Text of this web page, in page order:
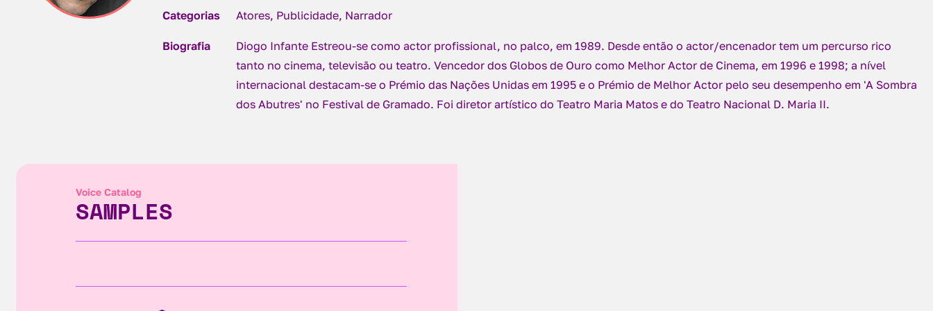
Categorias Atores, Publicidade, Narrador
Biografia
Diogo Infante Estreou-se como actor profissional, no palco, em 1989. Desde então o actor/encenador tem um percurso rico
tanto no cinema, televisão ou teatro. Vencedor dos Globos de Ouro como Melhor Actor de Cinema, em 1996 e 1998; a nível
internacional destacam-se o Prémio das Nações Unidas em 1995 e o Prémio de Melhor Actor pelo seu desempenho em 'A Sombra
dos Abutres' no Festival de Gramado. Foi diretor artístico do Teatro Maria Matos e do Teatro Nacional D. Maria II.
Voice Catalog
SAMPLES